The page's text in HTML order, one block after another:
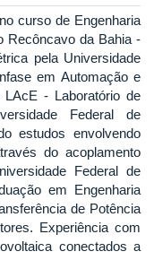
curso de Engenharia
Recôncavo da Bahia -
pela Universidade
em Automação e
- Laboratório de
Federal de
estudos envolvendo
do acoplamento
Federal de
em Engenharia
de Potência
Experiência com
conectados a